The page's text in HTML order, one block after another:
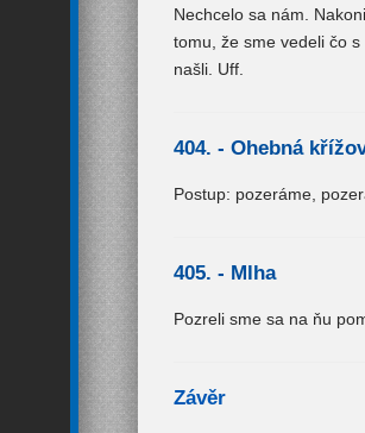
Nechcelo sa nám.
tomu, že sme vedeli čo
našli. Uff.
404. - Ohebná
Postup: pozeráme,
405. - Mlha
Pozreli sme sa na ňu
Závěr